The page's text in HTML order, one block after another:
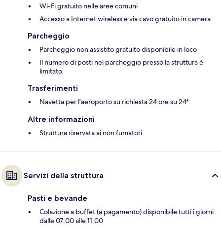
Wi-Fi gratuito nelle aree comuni
Accesso a Internet wireless e via cavo gratuito in camera
Parcheggio
Parcheggio non assistito gratuito disponibile in loco
Il numero di posti nel parcheggio presso la struttura è
limitato
Trasferimenti
Navetta per l'aeroporto su richiesta 24 ore su 24*
Altre informazioni
Struttura riservata ai non fumatori
Servizi della struttura
Pasti e bevande
Colazione a buffet (a pagamento) disponibile tutti i giorni
dalle 07:00 alle 11:00